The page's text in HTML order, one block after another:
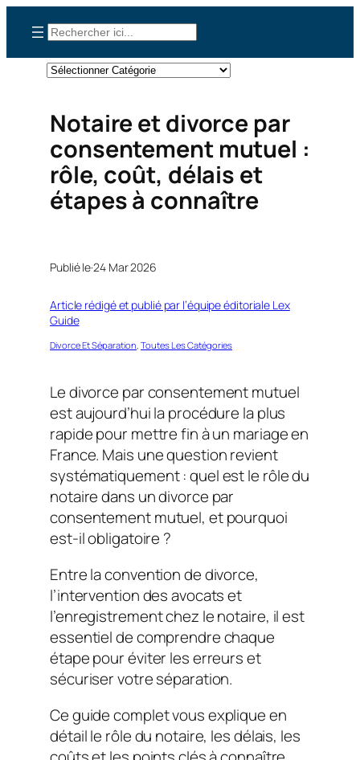
contenu
Rechercher
Catégories
Notaire et divorce par
consentement mutuel :
rôle, coût, délais et
étapes à connaître
Publié le·24 Mar 2026
Article rédigé et publié par l’équipe éditoriale Lex
Guide
Divorce Et Séparation Toutes Les Catégories
Le divorce par consentement mutuel
est aujourd’hui la procédure la plus
rapide pour mettre fin à un mariage en
France. Mais une question revient
systématiquement : quel est le rôle du
notaire dans un divorce par
consentement mutuel, et pourquoi
est-il obligatoire ?
Entre la convention de divorce,
l’intervention des avocats et
l’enregistrement chez le notaire, il est
essentiel de comprendre chaque
étape pour éviter les erreurs et
sécuriser votre séparation.
Ce guide complet vous explique en
détail le rôle du notaire, les délais, les